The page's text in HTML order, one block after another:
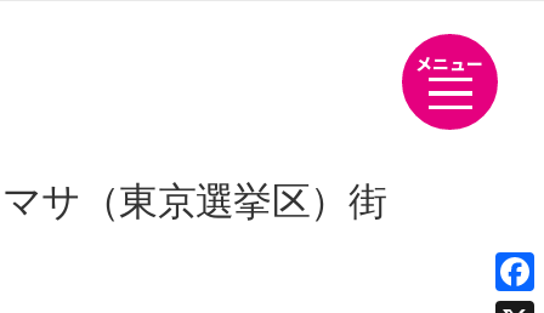
メニュー
サ（東京選挙区）街